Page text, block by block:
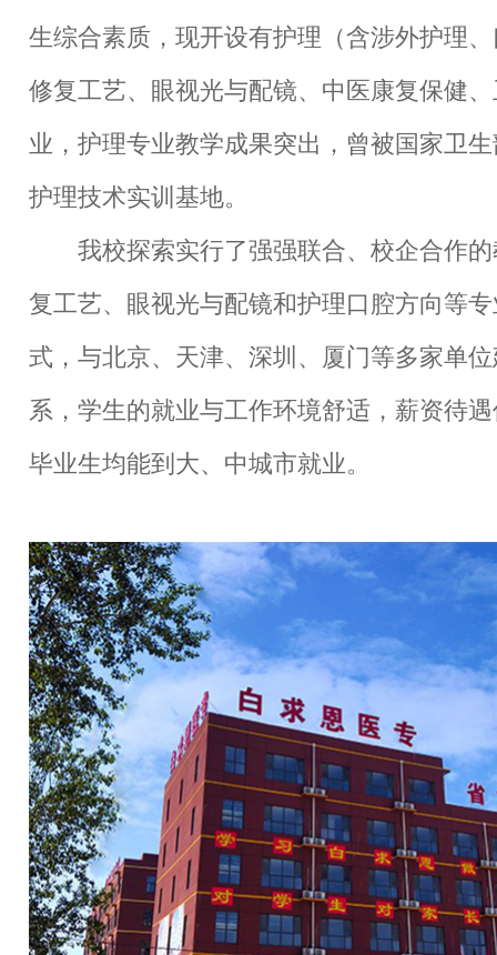
生综合素质，现开设有护理（含涉外护理
修复工艺、眼视光与配镜、中医康复保健
业，护理专业教学成果突出，曾被国家卫
护理技术实训基地。
我校探索实行了强强联合、校企合作的
复工艺、眼视光与配镜和护理口腔方向等
式，与北京、天津、深圳、厦门等多家单
系，学生的就业与工作环境舒适，薪资待
毕业生均能到大、中城市就业。